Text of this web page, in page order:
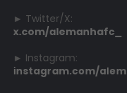
► Twitter/X:
x.com/alemanhafc_
► Instagram:
instagram.com/